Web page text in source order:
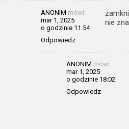
ANONIM mówi:
mar 1, 2025
o godzinie 11:54
Odpowiedz
nie
ANONIM mówi:
mar 1, 2025
o godzinie 18:02
Odpowiedz